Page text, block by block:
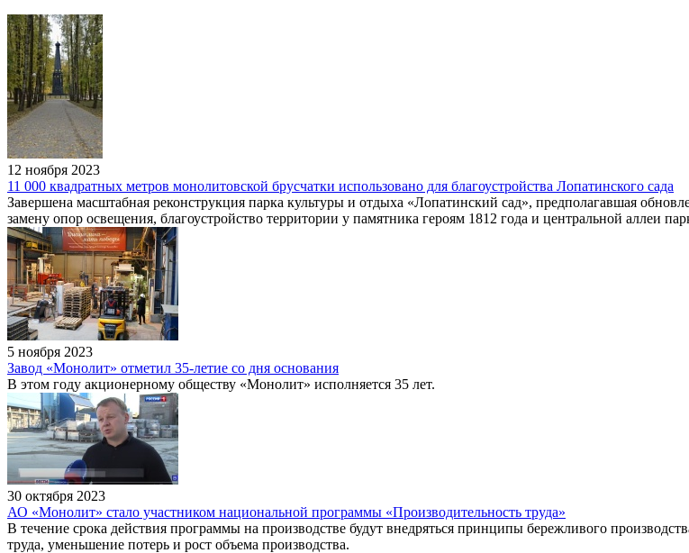
12 ноября 2023
11 000 квадратных метров монолитовской брусчатки использовано для благоустройства Лопатинского сада
Завершена масштабная реконструкция парка культуры и отдыха «Лопатинский сад», предполагавшая
замену опор освещения, благоустройство территории у памятника героям 1812 года и центральной аллеи
5 ноября 2023
Завод «Монолит» отметил 35-летие со дня основания
В этом году акционерному обществу «Монолит» исполняется 35 лет.
30 октября 2023
АО «Монолит» стало участником национальной программы «Производительность труда»
В течение срока действия программы на производстве будут внедряться принципы бережливого
труда, уменьшение потерь и рост объема производства.